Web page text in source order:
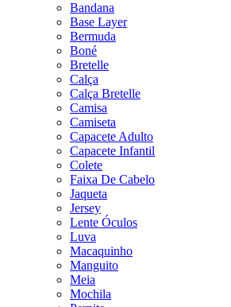
Bandana
Base Layer
Bermuda
Boné
Bretelle
Calça
Calça Bretelle
Camisa
Camiseta
Capacete Adulto
Capacete Infantil
Colete
Faixa De Cabelo
Jaqueta
Jersey
Lente Óculos
Luva
Macaquinho
Manguito
Meia
Mochila